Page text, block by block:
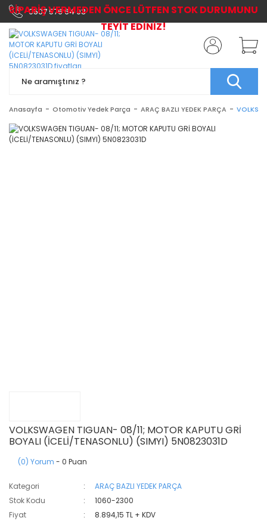
0507 576 64 03
Anasayfa Otomotiv Yedek Parça ARAÇ BAZLI YEDEK PARÇA
VOLKSWAGEN TIGUAN- 08/11; MOTOR KAPUTU GRİ
BOYALI (İCELİ/TENASONLU) (SIMYI) 5N0823031D
(0) Yorum - 0 Puan
Kategori
ARAÇ BAZLI YEDEK PARÇA
Stok Kodu
1060-2300
Fiyat
8.894,15 TL + KDV
SİPARİŞ VERMEDEN ÖNCE LÜTFEN STOK DURUMUNU
TEYİT EDİNİZ!